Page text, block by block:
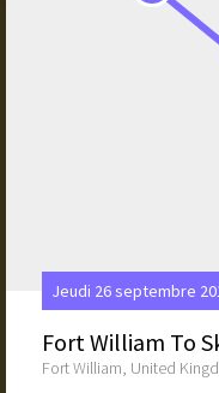
Jeudi 26 septembre
Fort William To
Fort William, United